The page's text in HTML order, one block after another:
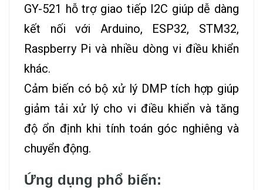
GY-521 hỗ trợ giao tiếp I2C giúp dễ dàng
kết nối với Arduino, ESP32, STM32,
Raspberry Pi và nhiều dòng vi điều khiển
khác.
Cảm biến có bộ xử lý DMP tích hợp giúp
giảm tải xử lý cho vi điều khiển và tăng
độ ổn định khi tính toán góc nghiêng và
chuyển động.
Ứng dụng phổ biến: